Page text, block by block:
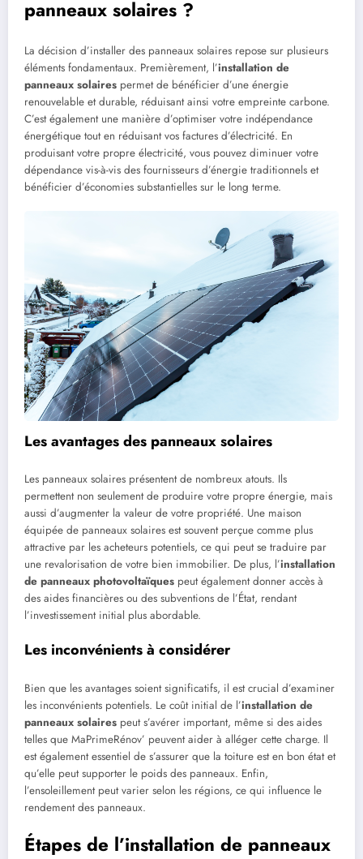
panneaux solaires ?
La décision d’installer des panneaux solaires repose sur plusieurs
éléments fondamentaux. Premièrement, l’installation de
panneaux solaires permet de bénéficier d’une énergie
renouvelable et durable, réduisant ainsi votre empreinte carbone.
C’est également une manière d’optimiser votre indépendance
énergétique tout en réduisant vos factures d’électricité. En
produisant votre propre électricité, vous pouvez diminuer votre
dépendance vis-à-vis des fournisseurs d’énergie traditionnels et
bénéficier d’économies substantielles sur le long terme.
Les avantages des panneaux solaires
Les panneaux solaires présentent de nombreux atouts. Ils
permettent non seulement de produire votre propre énergie, mais
aussi d’augmenter la valeur de votre propriété. Une maison
équipée de panneaux solaires est souvent perçue comme plus
attractive par les acheteurs potentiels, ce qui peut se traduire par
une revalorisation de votre bien immobilier. De plus, l’installation
de panneaux photovoltaïques peut également donner accès à
des aides financières ou des subventions de l’État, rendant
l’investissement initial plus abordable.
Les inconvénients à considérer
Bien que les avantages soient significatifs, il est crucial d’examiner
les inconvénients potentiels. Le coût initial de l’installation de
panneaux solaires peut s’avérer important, même si des aides
telles que MaPrimeRénov’ peuvent aider à alléger cette charge. Il
est également essentiel de s’assurer que la toiture est en bon état et
qu’elle peut supporter le poids des panneaux. Enfin,
l’ensoleillement peut varier selon les régions, ce qui influence le
rendement des panneaux.
Étapes de l’installation de panneaux